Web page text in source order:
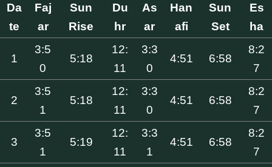
Da
te
Faj
ar
Sun
Rise
Du
hr
As
ar
Han
afi
Sun
Set
Es
ha
1
3:5
0
5:18
12:
11
3:3
0
4:51 6:58
8:2
7
2
3:5
1
5:18
12:
11
3:3
0
4:51 6:58
8:2
7
3
3:5
1
5:19
12:
11
3:3
1
4:51 6:58
8:2
7